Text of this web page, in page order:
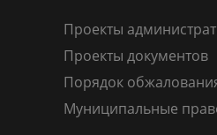
Проекты
Проекты документов
Порядок
Муниципальные